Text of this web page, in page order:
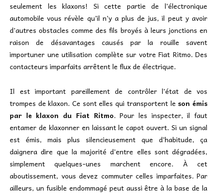
seulement les klaxons! Si cette partie de l’électronique
automobile vous révèle qu’il n’y a plus de jus, il peut y avoir
d’autres obstacles comme des fils broyés à leurs jonctions en
raison de désavantages causés par la rouille savent
importuner une utilisation complète sur votre Fiat Ritmo. Des
contacteurs imparfaits arrêtent le flux de électrique.
Il est important pareillement de contrôler l’état de vos
trompes de klaxon. Ce sont elles qui transportent le son émis
par le klaxon du Fiat Ritmo. Pour les inspecter, il faut
entamer de klaxonner en laissant le capot ouvert. Si un signal
est émis, mais plus silencieusement que d’habitude, ça
daignera dire que la majorité d’entre elles sont dégradées,
simplement quelques-unes marchent encore. À cet
aboutissement, vous devez commuter celles imparfaites. Par
ailleurs, un fusible endommagé peut aussi être à la base de la